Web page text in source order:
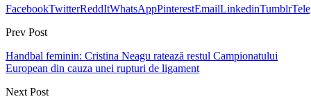
FacebookTwitterReddItWhatsAppPinterestEmailLinkedinTumblr
Prev Post
Handbal feminin: Cristina Neagu ratează restul Campionatului
European din cauza unei rupturi de ligament
Next Post